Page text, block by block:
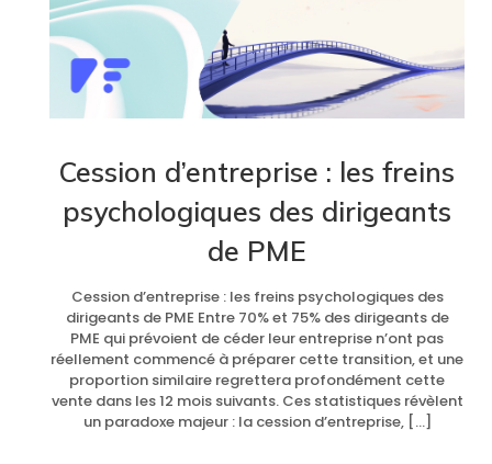
Cession d’entreprise : les freins
psychologiques des dirigeants
de PME
Cession d’entreprise : les freins psychologiques des
dirigeants de PME Entre 70% et 75% des dirigeants de
PME qui prévoient de céder leur entreprise n’ont pas
réellement commencé à préparer cette transition, et une
proportion similaire regrettera profondément cette
vente dans les 12 mois suivants. Ces statistiques révèlent
un paradoxe majeur : la cession d’entreprise, […]